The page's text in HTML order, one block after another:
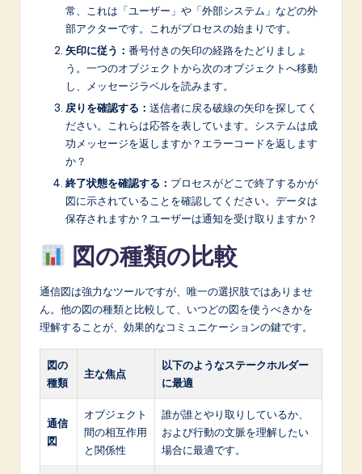
常、これは「ユーザー」や「外部システム」などの外
部アクターです。これがプロセスの始まりです。
矢印に従う： 番号付きの矢印の経路をたどりましょ
う。一つのオブジェクトから次のオブジェクトへ移動
し、メッセージラベルを読みます。
戻りを確認する： 送信者に戻る破線の矢印を探してく
ださい。これらは応答を表しています。システムは成
功メッセージを返しますか？エラーコードを返します
か？
終了状態を確認する： プロセスがどこで終了するかが
図に示されていることを確認してください。データは
保存されますか？ユーザーは通知を受け取りますか？
図の種類の比較
通信図は強力なツールですが、唯一の選択肢ではありませ
ん。他の図の種類と比較して、いつどの図を使うべきかを
理解することが、効果的なコミュニケーションの鍵です。
図の
種類
主な焦点
以下のようなステークホルダー
に最適
通信
図
オブジェクト
間の相互作用
と関係性
誰が誰とやり取りしているか、
および行動の文脈を理解したい
場合に最適です。